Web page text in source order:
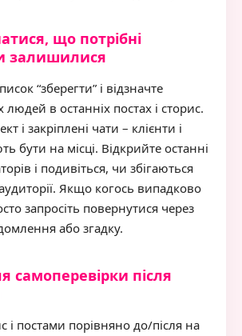
що потрібні
залишилися
“зберегти” і відзначте
людей в останніх постах і сторис.
і закріплені чати – клієнти і
бути на місці. Відкрийте останні
і подивіться, чи збігаються
Якщо когось випадково
запросіть повернутися через
або згадку.
самоперевірки після
і постами порівняно до/після на